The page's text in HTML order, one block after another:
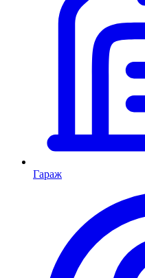
Гараж